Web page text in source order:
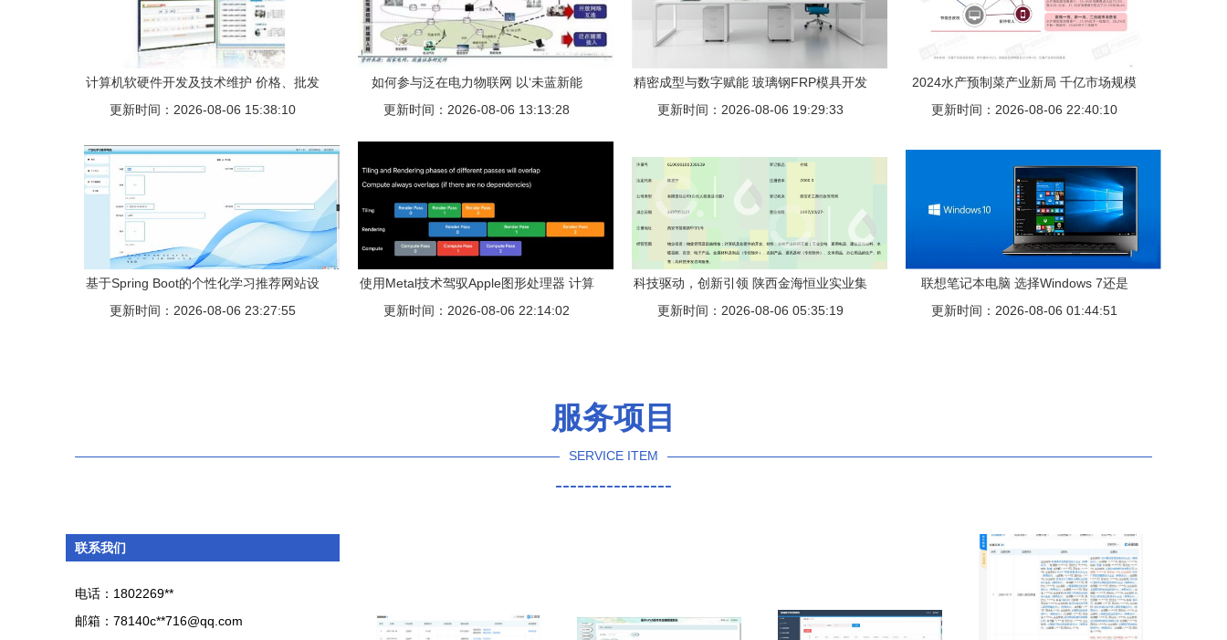
计算机软硬件开发及技术维护 价格、批发
与厂家选择指南
更新时间：2026-08-06 15:38:10
如何参与泛在电力物联网 以‘未蓝新能
源’为例，探索计算机软硬件开发的价值
更新时间：2026-08-06 13:13:28
精密成型与数字赋能 玻璃钢FRP模具开发
工艺与计算机技术融合的实践路径
更新时间：2026-08-06 19:29:33
2024水产预制菜产业新局 千亿市场规模
下，企业以差异化破局“软硬件”竞争
更新时间：2026-08-06 22:40:10
基于Spring Boot的个性化学习推荐网站设
计与实现（ua750计算机毕业设计）
更新时间：2026-08-06 23:27:55
使用Metal技术驾驭Apple图形处理器 计算
机软硬件开发实践
更新时间：2026-08-06 22:14:02
科技驱动，创新引领 陕西金海恒业实业集
团的计算机软硬件开发实践
更新时间：2026-08-06 05:35:19
联想笔记本电脑 选择Windows 7还是
Windows 10，从软硬件开发角度解析
更新时间：2026-08-06 01:44:51
服务项目
SERVICE ITEM
----------------
联系我们
电话：1802269**
邮箱：78140c**716@qq.com